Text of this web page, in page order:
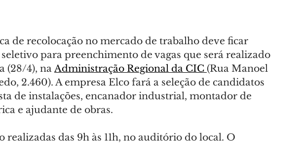
de recolocação no mercado de trabalho deve ficar
para preenchimento de vagas que será realizado
(28/4), na Administração Regional da CIC (Rua Manoel
2.460). A empresa Elco fará a seleção de candidatos
de instalações, encanador industrial, montador de
e ajudante de obras.
realizadas das 9h às 11h, no auditório do local. O